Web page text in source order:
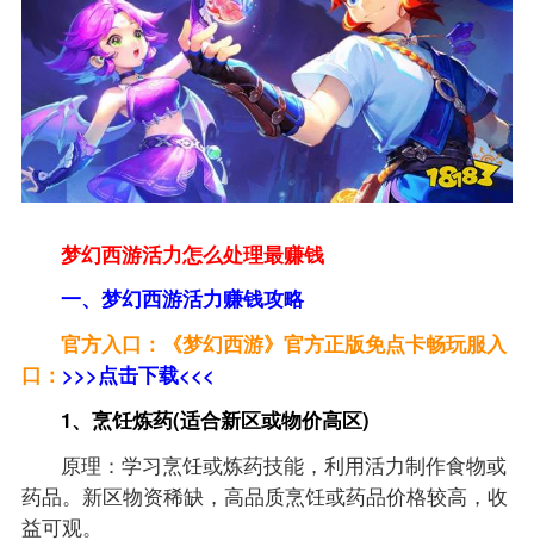
梦幻西游活力怎么处理最赚钱
一、梦幻西游活力赚钱攻略
官方入口：《梦幻西游》官方正版免点卡畅玩服入
口： >>>点击下载<<<
1、烹饪炼药(适合新区或物价高区)
原理：学习烹饪或炼药技能，利用活力制作食物或
药品。新区物资稀缺，高品质烹饪或药品价格较高，收
益可观。